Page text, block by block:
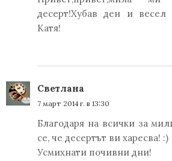
десерт!Хубав ден и весел
Катя!
Светлана
7 март 2014 г. в 13:30
Благодаря на всички за
се, че десертът ви харесва! :)
Усмихнати почивни дни!